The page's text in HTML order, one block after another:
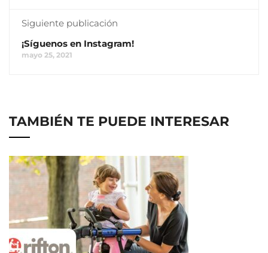
Siguiente publicación
¡Síguenos en Instagram!
mayo 25, 2021
TAMBIÉN TE PUEDE INTERESAR